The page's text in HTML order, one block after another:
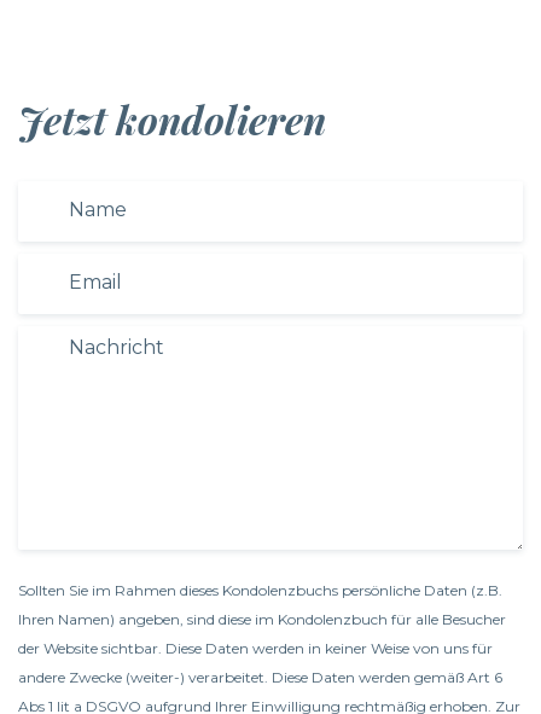
Jetzt kondolieren
Sollten Sie im Rahmen dieses Kondolenzbuchs persönliche Daten (z.B.
Ihren Namen) angeben, sind diese im Kondolenzbuch für alle Besucher
der Website sichtbar. Diese Daten werden in keiner Weise von uns für
andere Zwecke (weiter-) verarbeitet. Diese Daten werden gemäß Art 6
Abs 1 lit a DSGVO aufgrund Ihrer Einwilligung rechtmäßig erhoben. Zur